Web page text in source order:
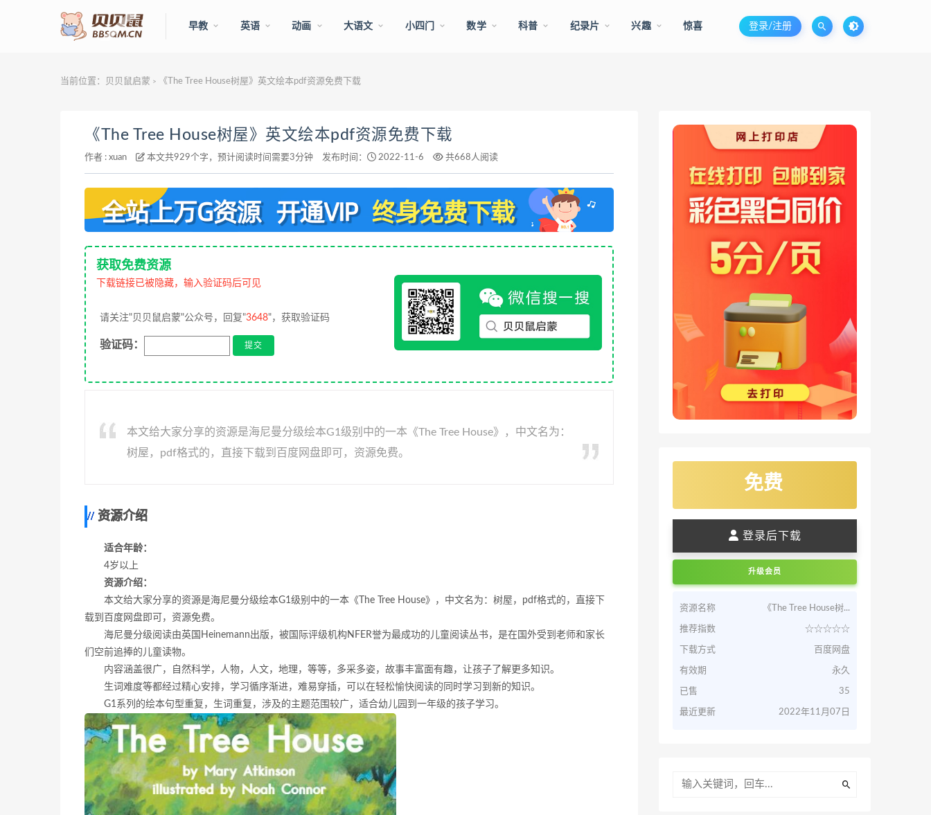
早教 英语 动画 大语文 小四门 数学 科普 纪录片 兴趣 惊喜 登录/注册
当前位置： 贝贝鼠启蒙 > 《The Tree House树屋》英文绘本pdf资源免费下载
《The Tree House树屋》英文绘本pdf资源免费下载
作者 : xuan 本文共929个字，预计阅读时间需要3分钟 发布时间： 2022-11-6 共668人阅读
获取免费资源
下载链接已被隐藏，输入验证码后可见
请关注"贝贝鼠启蒙"公众号，回复"3648"，获取验证码
验证码：
本文给大家分享的资源是海尼曼分级绘本G1级别中的一本《The Tree House》，中文名为：
树屋，pdf格式的，直接下载到百度网盘即可，资源免费。
资源介绍
适合年龄：
4岁以上
资源介绍：
本文给大家分享的资源是海尼曼分级绘本G1级别中的一本《The Tree House》，中文名为：树屋，pdf格式的，直接下
载到百度网盘即可，资源免费。
海尼曼分级阅读由英国Heinemann出版，被国际评级机构NFER誉为最成功的儿童阅读丛书，是在国外受到老师和家长
们空前追捧的儿童读物。
内容涵盖很广，自然科学，人物，人文，地理，等等，多采多姿，故事丰富面有趣，让孩子了解更多知识。
生词难度等都经过精心安排，学习循序渐进，难易穿插，可以在轻松愉快阅读的同时学习到新的知识。
G1系列的绘本句型重复，生词重复，涉及的主题范围较广，适合幼儿园到一年级的孩子学习。
免费
登录后下载
升级会员
资源名称 《The Tree House树...
推荐指数 ☆☆☆☆☆
下载方式 百度网盘
有效期 永久
已售 35
最近更新 2022年11月07日